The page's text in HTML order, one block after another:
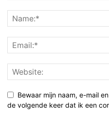
Bewaar mijn naam, e-mail
de volgende keer dat ik een